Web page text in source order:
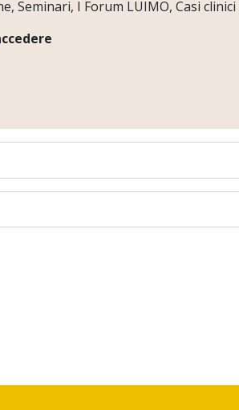
Seminari, I Forum LUIMO, Casi